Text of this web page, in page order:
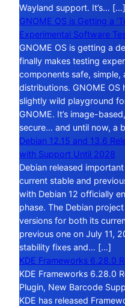
Wayland support. It’s… […]
GNOME OS is Getting a
Experimental Software
GNOME OS is getting a
finally makes testing
components safe, simple,
distributions. GNOME OS
slightly wild playground
GNOME. It’s image-
secure… and until now, a
Debian 12.15 and 13.6
with Support Until 2028
Debian released
current stable and
with Debian 12 officially
phase. The Debian
versions for both its
previous one on July 11,
stability fixes and… […]
KDE Frameworks 6.28.0
KDE Frameworks 6.28.0
Plugin, New Barcode
KDE has released